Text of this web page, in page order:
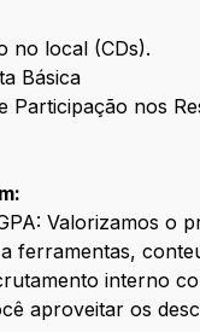
no local (CDs).
Básica
Participação nos
Valorizamos o
ferramentas,
interno
aproveitar os